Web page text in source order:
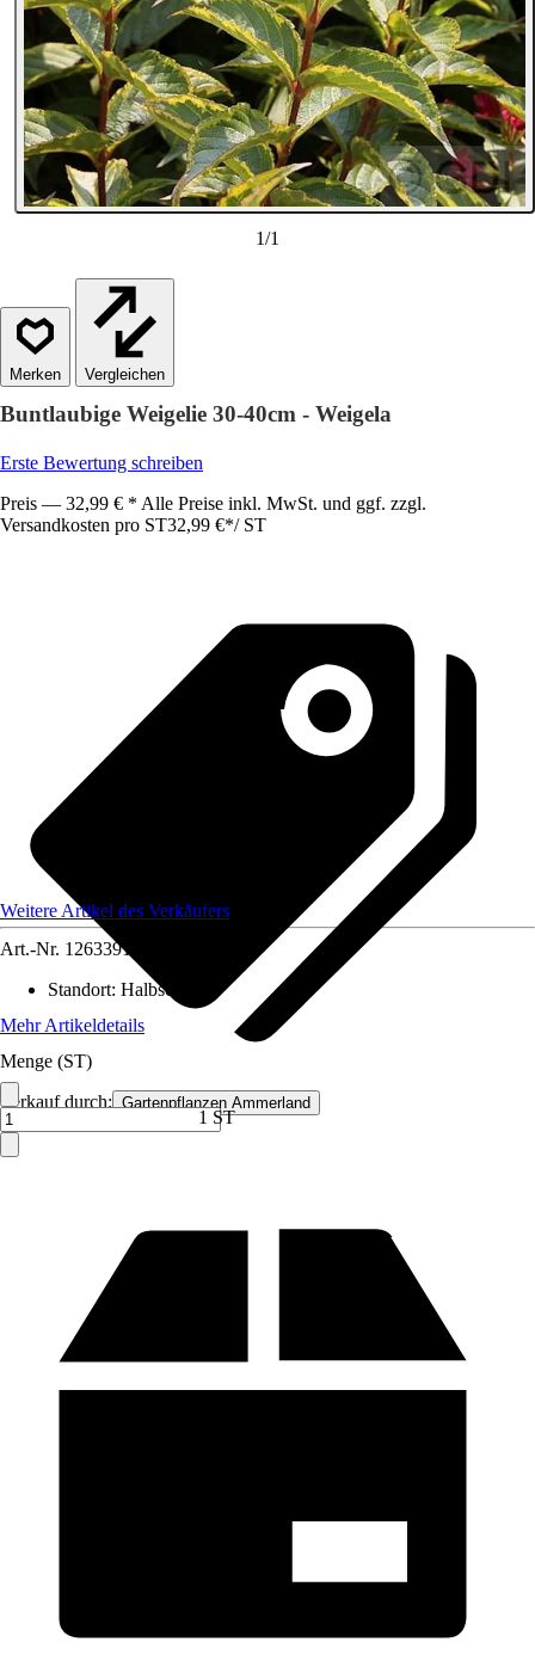
1/1
Vergleichen
Buntlaubige Weigelie 30-40cm - Weigela
Erste Bewertung schreiben
Preis — 32,99 € * Alle Preise inkl. MwSt. und ggf. zzgl.
Versandkosten pro ST32,99 €*/ ST
Verkauf durch: Gartenpflanzen Ammerland
Weitere Artikel des Verkäufers
Art.-Nr. 12633911
Standort: Halbschatten
Mehr Artikeldetails
Menge (ST)
1 ST